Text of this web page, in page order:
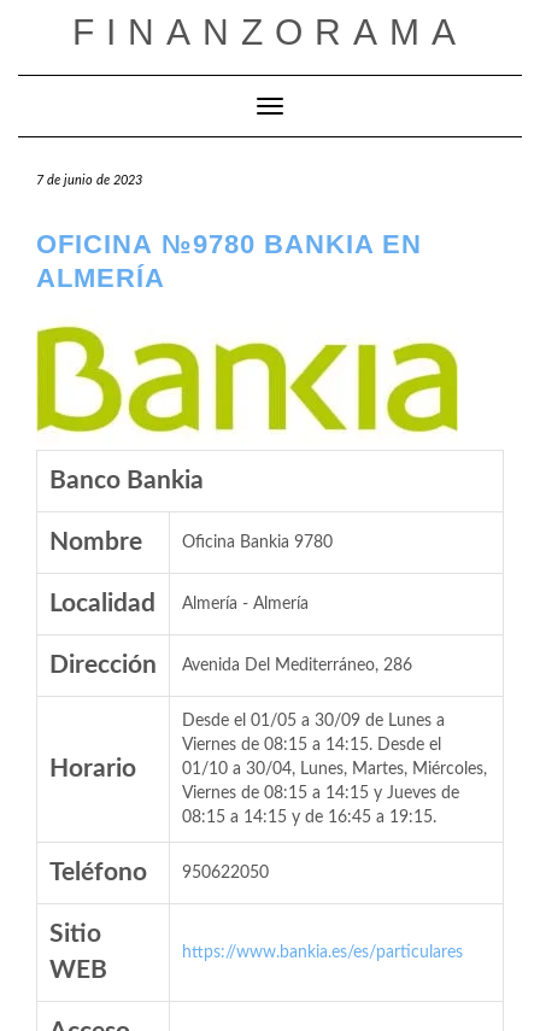
FINANZORAMA
Cambiar modo de navegación
7 de junio de 2023
OFICINA №9780 BANKIA EN
ALMERÍA
Banco Bankia
Nombre Oficina Bankia 9780
Localidad Almería - Almería
Dirección Avenida Del Mediterráneo, 286
Horario
Desde el 01/05 a 30/09 de Lunes a
Viernes de 08:15 a 14:15. Desde el
01/10 a 30/04, Lunes, Martes, Miércoles,
Viernes de 08:15 a 14:15 y Jueves de
08:15 a 14:15 y de 16:45 a 19:15.
Teléfono 950622050
Sitio
WEB
https://www.bankia.es/es/particulares